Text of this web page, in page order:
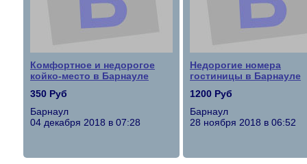
Комфортное и недорогое
койко-место в Барнауле
350 Руб
Барнаул
04 декабря 2018 в 07:28
Недорогие номера
гостиницы в Барнауле
1200 Руб
Барнаул
28 ноября 2018 в 06:52